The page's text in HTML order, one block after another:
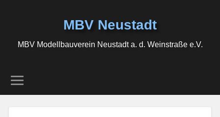
MBV Neustadt
MBV Modellbauverein Neustadt a. d. Weinstraße e.V.